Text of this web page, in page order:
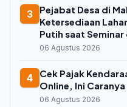
3
Pejabat Desa di
Ketersediaan
Putih saat Seminar
06 Agustus 2026
4
Cek Pajak
Online, Ini Caranya
06 Agustus 2026